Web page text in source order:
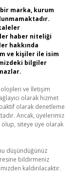
marka, kurum
haber niteliği
hakkında
ve kişiler ile isim
bilgiler
ve İletişim
olarak hizmet
olarak denetleme
Ancak, üyelerimiz
olup, siteye üye olarak
düşündüğünüz
bildirmeniz
kaldırılacaktır.